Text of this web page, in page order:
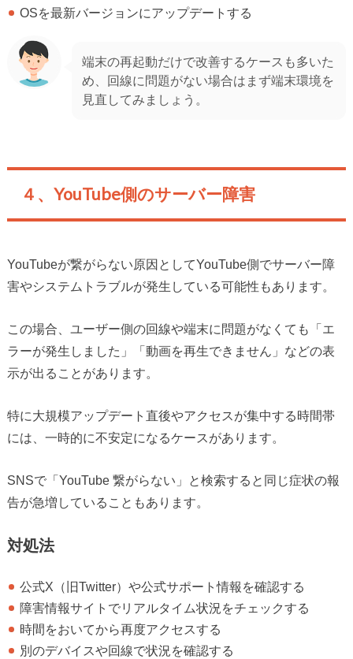
OSを最新バージョンにアップデートする
端末の再起動だけで改善するケースも多いた
め、回線に問題がない場合はまず端末環境を
見直してみましょう。
４、YouTube側のサーバー障害
YouTubeが繋がらない原因としてYouTube側でサーバー障
害やシステムトラブルが発生している可能性もあります。
この場合、ユーザー側の回線や端末に問題がなくても「エ
ラーが発生しました」「動画を再生できません」などの表
示が出ることがあります。
特に大規模アップデート直後やアクセスが集中する時間帯
には、一時的に不安定になるケースがあります。
SNSで「YouTube 繋がらない」と検索すると同じ症状の報
告が急増していることもあります。
対処法
公式X（旧Twitter）や公式サポート情報を確認する
障害情報サイトでリアルタイム状況をチェックする
時間をおいてから再度アクセスする
別のデバイスや回線で状況を確認する